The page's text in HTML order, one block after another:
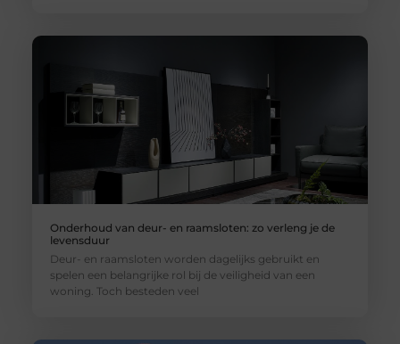
Onderhoud van deur- en raamsloten: zo verleng je de
levensduur
Deur- en raamsloten worden dagelijks gebruikt en
spelen een belangrijke rol bij de veiligheid van een
woning. Toch besteden veel